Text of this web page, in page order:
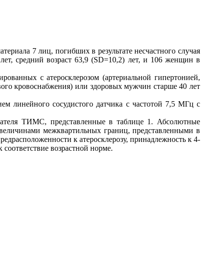
7 лиц, погибших в результате несчастного случая
средний возраст 63,9 (SD=10,2) лет, и 106 женщин в
с атеросклерозом (артериальной гипертонией,
кровоснабжения) или здоровых мужчин старше 40 лет
линейного сосудистого датчика с частотой 7,5 МГц с
ТИМС, представленные в таблице 1. Абсолютные
межквартильных границ, представленными в
к атеросклерозу, принадлежность к 4-
возрастной норме.